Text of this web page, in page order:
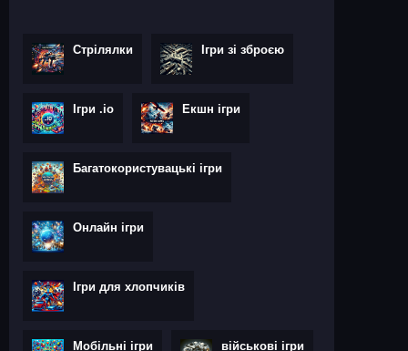
Стрілялки Ігри зі зброєю
Ігри .io Екшн ігри
Багатокористувацькі ігри
Онлайн ігри
Ігри для хлопчиків
Мобільні ігри військові ігри